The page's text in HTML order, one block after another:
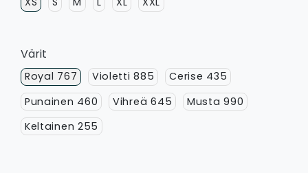
Värit
Royal 767 Violetti 885
Cerise 435
Punainen 460
Vihreä 645
Musta 990
Keltainen 255